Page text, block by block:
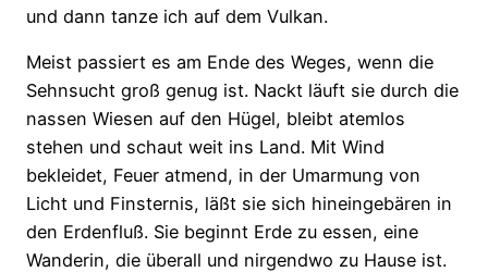
und dann tanze ich auf dem Vulkan.
Meist passiert es am Ende des Weges, wenn die
Sehnsucht groß genug ist. Nackt läuft sie durch die
nassen Wiesen auf den Hügel, bleibt atemlos
stehen und schaut weit ins Land. Mit Wind
bekleidet, Feuer atmend, in der Umarmung von
Licht und Finsternis, läßt sie sich hineingebären in
den Erdenfluß. Sie beginnt Erde zu essen, eine
Wanderin, die überall und nirgendwo zu Hause ist.